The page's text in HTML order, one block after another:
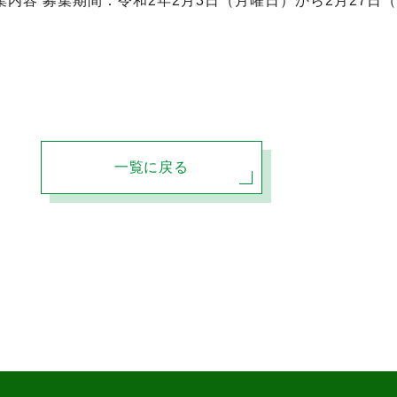
一覧に戻る